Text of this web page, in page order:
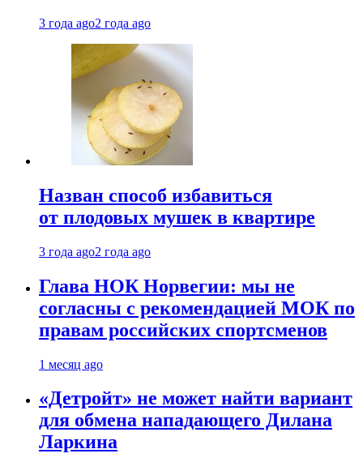
3 года ago2 года ago
Назван способ избавиться
от плодовых мушек в квартире
3 года ago2 года ago
Глава НОК Норвегии: мы не
согласны с рекомендацией МОК по
правам российских спортсменов
1 месяц ago
«Детройт» не может найти вариант
для обмена нападающего Дилана
Ларкина